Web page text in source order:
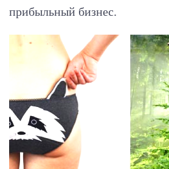
прибыльный бизнес.